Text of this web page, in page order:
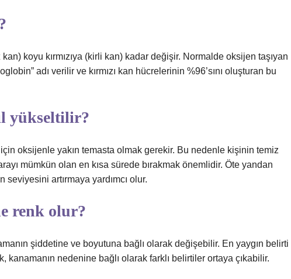
kan) koyu kırmızıya (kirli kan) kadar değişir. Normalde oksijen taşıyan
adı verilir ve kırmızı kan hücrelerinin %96’sını oluşturan bu
yükseltilir?
oksijenle yakın temasta olmak gerekir. Bu nedenle kişinin temiz
mümkün olan en kısa sürede bırakmak önemlidir. Öte yandan
artırmaya yardımcı olur.
renk olur?
şiddetine ve boyutuna bağlı olarak değişebilir. En yaygın belirti
kanamanın nedenine bağlı olarak farklı belirtiler ortaya çıkabilir.